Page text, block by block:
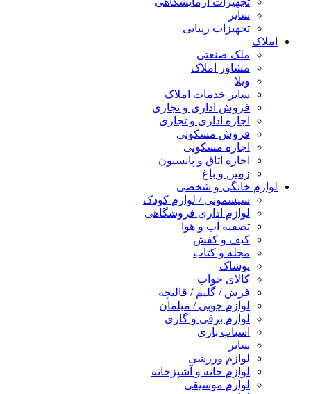
سایر
تجهیزات زیبایی
املاک
ملک صنعتی
مشاور املاک
ویلا
سایر خدمات املاک
فروش اداری و تجاری
اجاره اداری و تجاری
فروش مسکونی
اجاره مسکونی
اجاره اتاق و پانسیون
زمین و باغ
لوازم خانگی و شخصی
سیسمونی / لوازم کودک
لوازم اداری فروشگاهی
تصفیه آب و هوا
کیف و کفش
مجله و کتاب
پوشاک
کالای خواب
فرش / گلیم / قالیچه
لوازم چوبی / مبلمان
لوازم برقی و گازی
اسباب بازی
سایر
لوازم ورزشی
لوازم خانه و آشپزخانه
لوازم موسیقی